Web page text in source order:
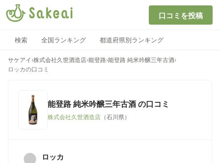
口コミを投稿
検索 全国ランキング 都道府県別ランキング
サケアイ ›株式会社久世酒造店›能登路›能登路 純米吟醸三年古酒›
ロッカの口コミ
能登路 純米吟醸三年古酒 の口コミ
株式会社久世酒造店 （石川県）
ロッカ